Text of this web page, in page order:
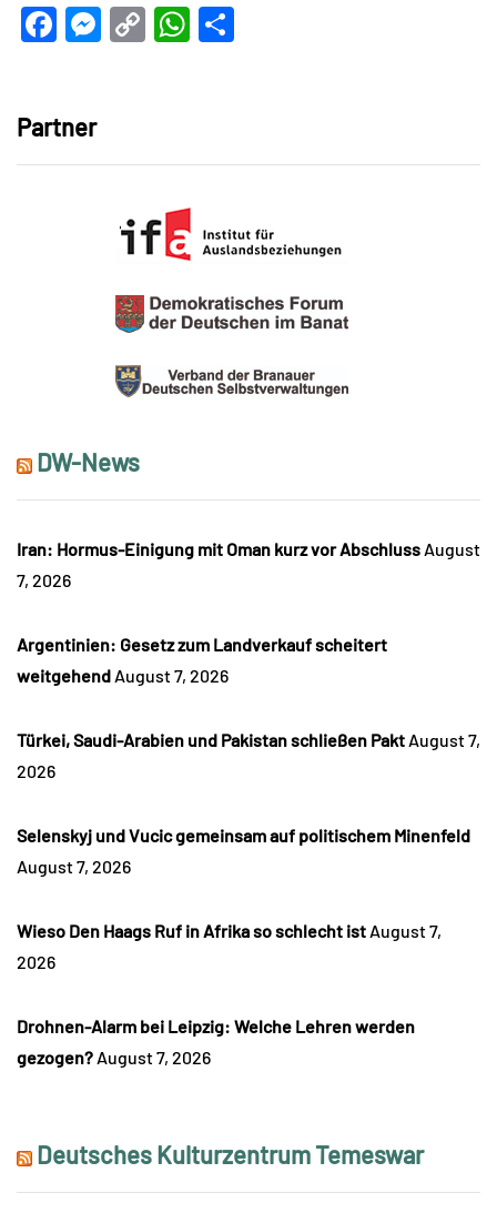
Facebook
Messenger
CopyWhatsApp
Partner
DW-News
Iran: Hormus-Einigung mit Oman kurz vor Abschluss August
7, 2026
Argentinien: Gesetz zum Landverkauf scheitert
weitgehend August 7, 2026
Türkei, Saudi-Arabien und Pakistan schließen Pakt August 7,
2026
Selenskyj und Vucic gemeinsam auf politischem Minenfeld
August 7, 2026
Wieso Den Haags Ruf in Afrika so schlecht ist August 7,
2026
Drohnen-Alarm bei Leipzig: Welche Lehren werden
gezogen? August 7, 2026
Deutsches Kulturzentrum Temeswar